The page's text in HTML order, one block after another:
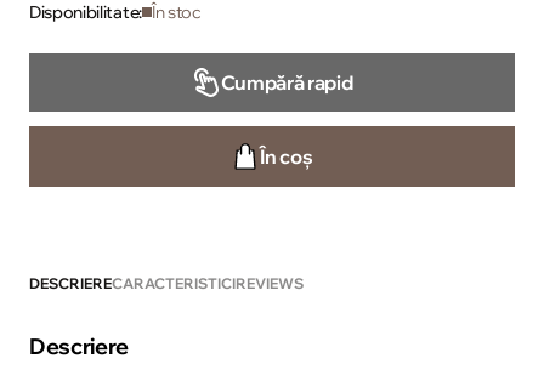
Disponibilitate: În stoc
Cumpără rapid
În coș
DESCRIERECARACTERISTICIREVIEWS
Descriere